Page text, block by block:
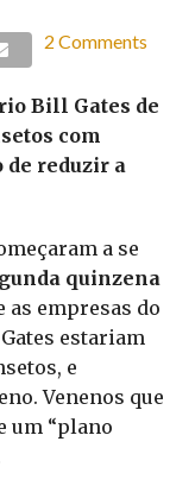
2 Comments
Bill Gates de
com
reduzir a
a se
quinzena
as empresas do
estariam
e
Venenos que
um “plano